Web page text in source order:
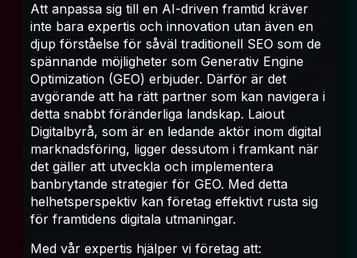
Att anpassa sig till en AI-driven framtid kräver
inte bara expertis och innovation utan även en
djup förståelse för såväl traditionell SEO som de
spännande möjligheter som Generativ Engine
Optimization (GEO) erbjuder. Därför är det
avgörande att ha rätt partner som kan navigera i
detta snabbt föränderliga landskap. Laiout
Digitalbyrå, som är en ledande aktör inom digital
marknadsföring, ligger dessutom i framkant när
det gäller att utveckla och implementera
banbrytande strategier för GEO. Med detta
helhetsperspektiv kan företag effektivt rusta sig
för framtidens digitala utmaningar.
Med vår expertis hjälper vi företag att: